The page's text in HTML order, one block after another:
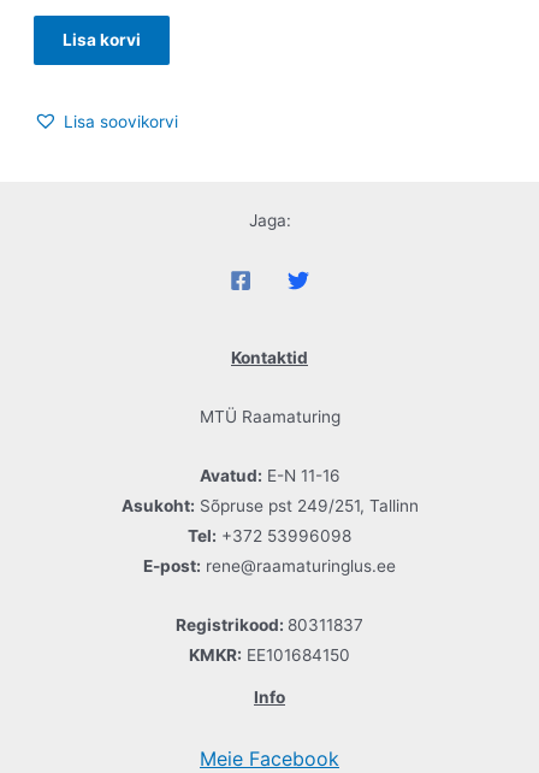
Lisa korvi
Lisa soovikorvi
Jaga:
Kontaktid
MTÜ Raamaturing
Avatud: E-N 11-16
Asukoht: Sõpruse pst 249/251, Tallinn
Tel: +372 53996098
E-post: rene@raamaturinglus.ee
Registrikood: 80311837
KMKR: EE101684150
Info
Meie Facebook